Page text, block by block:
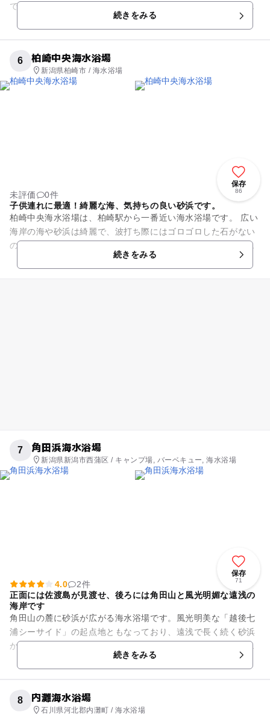
で、車で来た際にもとても便利です。駐車場は広いので台数も
多く止めることができるの...続きをみる
6 柏崎中央海水浴場
新潟県柏崎市 / 海水浴場
保存
86
未評価
0件
子供連れに最適！綺麗な海、気持ちの良い砂浜です。
柏崎中央海水浴場は、柏崎駅から一番近い海水浴場です。 広い
海岸の海や砂浜は綺麗で、波打ち際にはゴロゴロした石がない
ので気持ちよく裸足で過ごせます。岩場もあり磯遊びも楽しめ
ます。海の家には温水シ...続きをみる
7 角田浜海水浴場
新潟県新潟市西蒲区 / キャンプ場, バーベキュー, 海水浴場
保存
71
4.0
2件
正面には佐渡島が見渡せ、後ろには角田山と風光明媚な遠浅の
海岸です
角田山の麓に砂浜が広がる海水浴場です。風光明美な「越後七
浦シーサイド」の起点地ともなっており、遠浅で長く続く砂浜
からは蒼い海と岬の白い灯台が特徴です。晴れた日には佐渡も
一望でき、夕日の鑑賞スポッ...続きをみる
8 内灘海水浴場
石川県河北郡内灘町 / 海水浴場